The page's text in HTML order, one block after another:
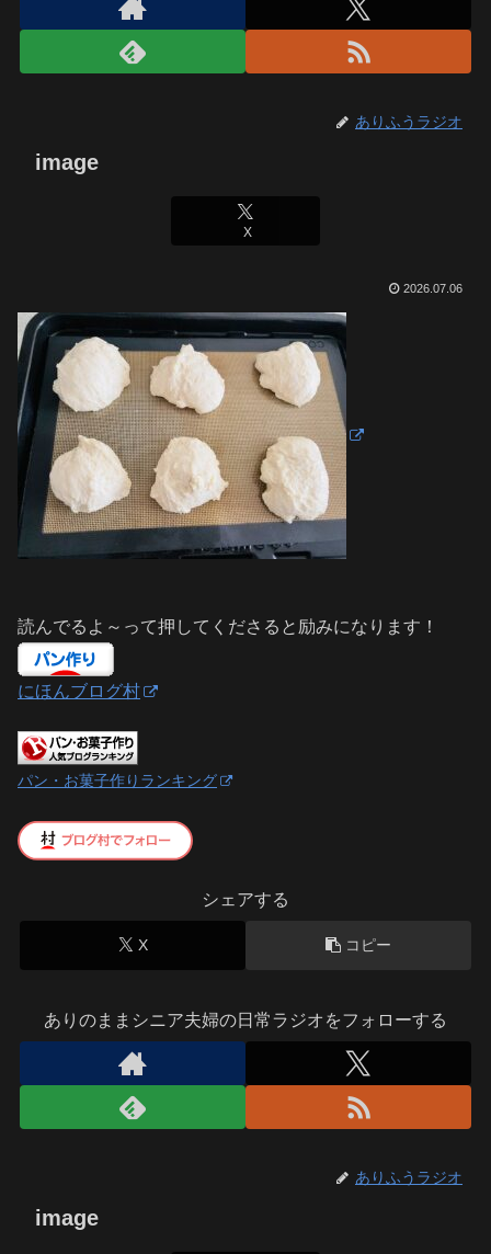
ありふうラジオ
image
X
2026.07.06
読んでるよ～って押してくださると励みになります！
にほんブログ村
パン・お菓子作りランキング
シェアする
X コピー
ありのままシニア夫婦の日常ラジオをフォローする
ありふうラジオ
image